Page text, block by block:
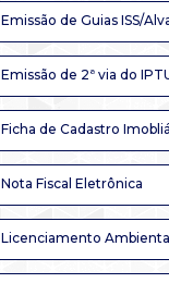
Emissão de Guias ISS/
Emissão de 2ª via do
Ficha de Cadastro
Nota Fiscal Eletrônica
Licenciamento Ambiental